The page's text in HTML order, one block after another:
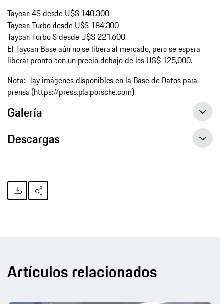
Taycan 4S desde U$S 140.300
Taycan Turbo desde U$S 184.300
Taycan Turbo S desde U$S 221.600
El Taycan Base aún no se libera al mercado, pero se espera
liberar pronto con un precio debajo de los US$ 125,000.
Nota: Hay imágenes disponibles en la Base de Datos para
prensa (https://press.pla.porsche.com).
Galería
Descargas
Artículos relacionados